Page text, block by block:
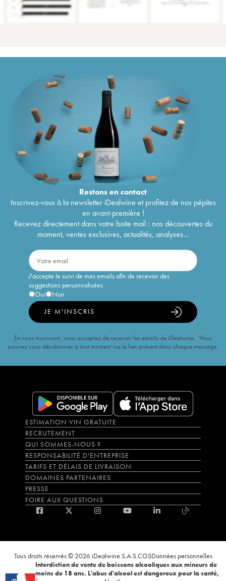
Restons encontact
Inscrivez-vous à la newsletter iDealwine et profitez de nos pépites
en avant-première !
Recevez directement dans votre boîte mail : nos découvertes du
moment, ventes exclusives, actualités, analyses...
J'accepte le suivi de mes emails afin de recevoir des
suggestions personnalisées
Oui
Non
JE M'INSCRIS
En vous inscrivant, vous acceptez de recevoir les emails de iDealwine. Vous
pouvez vous désabonner à tout moment via le lien présent dans chaque message.
ESTIMATION VIN GRATUITE
RECRUTEMENT
QUI SOMMES-NOUS ?
RESPONSABILITÉ D'ENTREPRISE
TARIFS ET DÉLAIS DE LIVRAISON
DOMAINES PARTENAIRES
PRESSE
FOIRE AUX QUESTIONS
Tous droits réservés © 2026 iDealwine S.A.S.CGSDonnées personnelles
Interdiction de vente de boissons alcooliques aux mineurs de
moins de 18 ans. L'abus d'alcool est dangereux pour la santé,